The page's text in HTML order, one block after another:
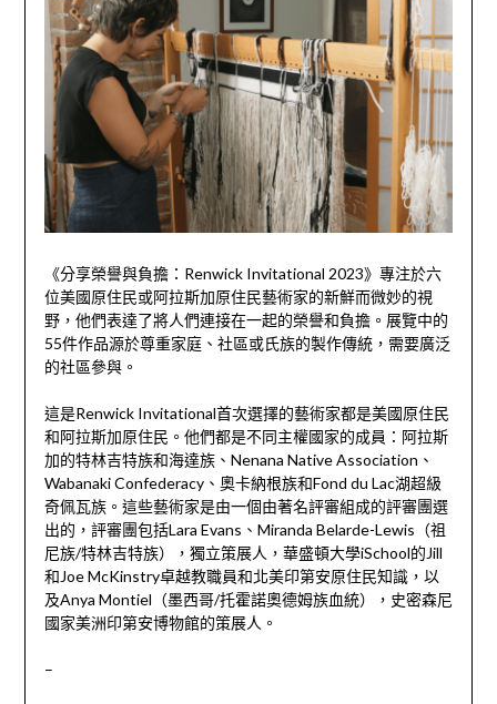
《分享榮譽與負擔：Renwick Invitational 2023》專注於六
位美國原住民或阿拉斯加原住民藝術家的新鮮而微妙的視
野，他們表達了將人們連接在一起的榮譽和負擔。展覽中的
55件作品源於尊重家庭、社區或氏族的製作傳統，需要廣泛
的社區參與。
這是Renwick Invitational首次選擇的藝術家都是美國原住民
和阿拉斯加原住民。他們都是不同主權國家的成員：阿拉斯
加的特林吉特族和海達族、Nenana Native Association、
Wabanaki Confederacy、奧卡納根族和Fond du Lac湖超級
奇佩瓦族。這些藝術家是由一個由著名評審組成的評審團選
出的，評審團包括Lara Evans、Miranda Belarde-Lewis（祖
尼族/特林吉特族），獨立策展人，華盛頓大學iSchool的Jill
和Joe McKinstry卓越教職員和北美印第安原住民知識，以
及Anya Montiel（墨西哥/托霍諾奧德姆族血統），史密森尼
國家美洲印第安博物館的策展人。
–